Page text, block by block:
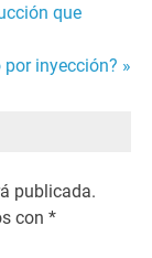
que
inyección? »
publicada.
con*